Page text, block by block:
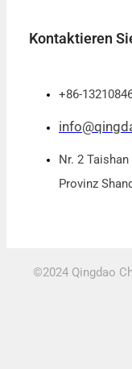
Kontaktieren
+86-
Nr. 2
Provinz
©2024 Qingdao